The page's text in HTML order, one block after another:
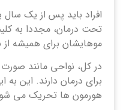
افراد باید پس از یک
تحت درمان، مجددا به
موهایشان برای همیشه
در کل، نواحی مانند
برای درمان دارند. این
هورمون ها تحریک می